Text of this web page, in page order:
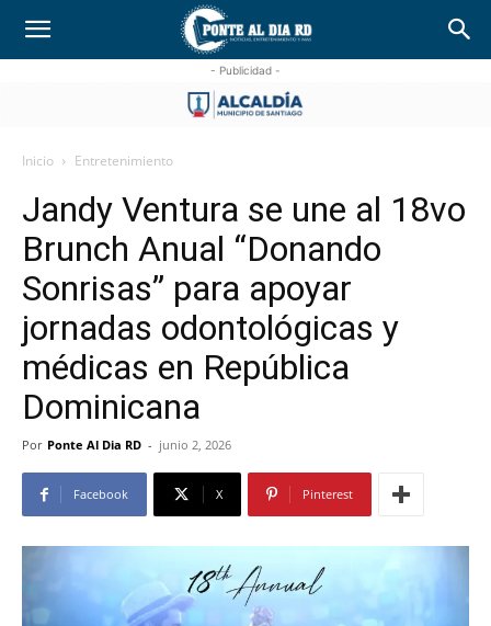
- Publicidad -
Inicio Entretenimiento
Jandy Ventura se une al 18vo
Brunch Anual “Donando
Sonrisas” para apoyar
jornadas odontológicas y
médicas en República
Dominicana
Por Ponte Al Dia RD - junio 2, 2026
Facebook X Pinterest